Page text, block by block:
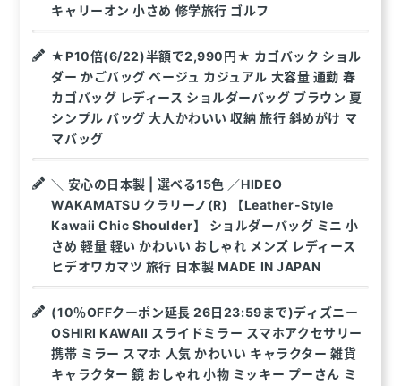
キャリーオン 小さめ 修学旅行 ゴルフ
★P10倍(6/22)半額で2,990円★ カゴバック ショル
ダー かごバッグ ベージュ カジュアル 大容量 通勤 春
カゴバッグ レディース ショルダーバッグ ブラウン 夏
シンプル バッグ 大人かわいい 収納 旅行 斜めがけ マ
マバッグ
＼ 安心の日本製 | 選べる15色 ／HIDEO
WAKAMATSU クラリーノ(R) 【Leather-Style
Kawaii Chic Shoulder】 ショルダーバッグ ミニ 小
さめ 軽量 軽い かわいい おしゃれ メンズ レディース
ヒデオワカマツ 旅行 日本製 MADE IN JAPAN
(10％OFFクーポン延長 26日23:59まで)ディズニー
OSHIRI KAWAII スライドミラー スマホアクセサリー
携帯 ミラー スマホ 人気 かわいい キャラクター 雑貨
キャラクター 鏡 おしゃれ 小物 ミッキー プーさん ミ